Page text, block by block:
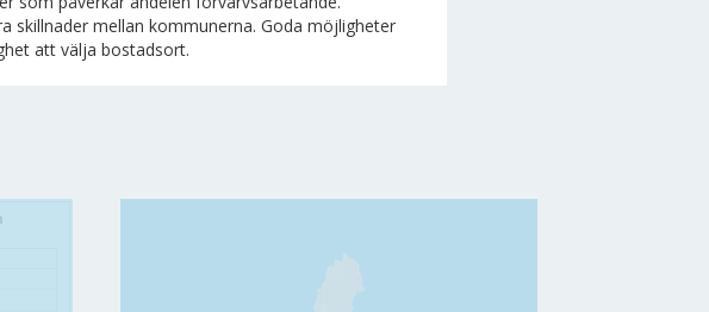
mellan kommunerna. Goda möjligheter
att välja bostadsort.